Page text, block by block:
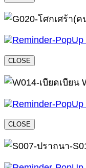
CLOSE
CLOSE